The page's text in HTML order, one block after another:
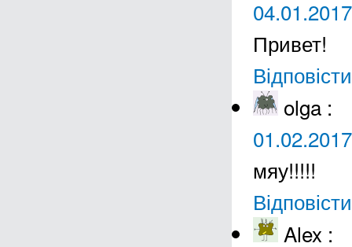
Привет!
Відповісти
olga :
мяу!!!!!
Відповісти
Alex :